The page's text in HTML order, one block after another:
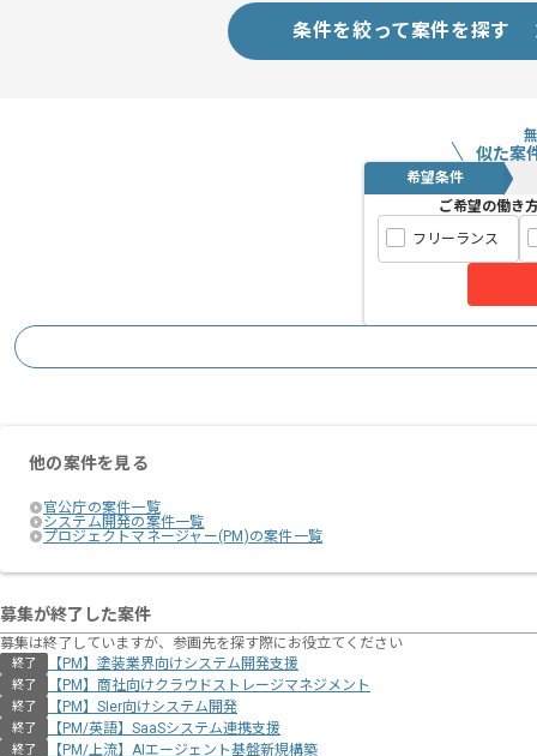
条件を絞って案件を探す
似た案
希望条件
ご希望の働き
フリーランス
他の案件を見る
官公庁の案件一覧
システム開発の案件一覧
プロジェクトマネージャー(PM)の案件一覧
募集が終了した案件
募集は終了していますが、参画先を探す際にお役立てください
終了 【PM】塗装業界向けシステム開発支援
終了 【PM】商社向けクラウドストレージマネジメント
終了 【PM】SIer向けシステム開発
終了 【PM/英語】SaaSシステム連携支援
終了 【PM/上流】AIエージェント基盤新規構築